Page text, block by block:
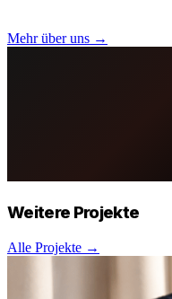
Mehr über uns →
Weitere Projekte
Alle Projekte →